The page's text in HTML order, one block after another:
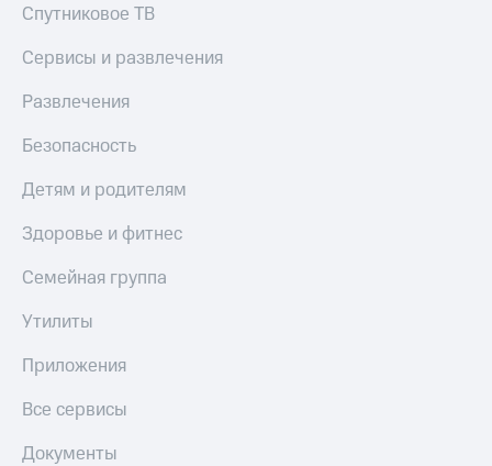
онлайн
полисов
Скидка 30%
С картой
МТС
Деньги
МТС
Накопления
и получайте
Платежи
переводы
30%
RED,
и МТС Супер
при оплате
с карты
МТС Деньги
Обзоры
товаров
до 40%
на смартфоны
при
покупке
Спутниковое ТВ
Сервисы и развлечения
Развлечения
Безопасность
Детям и родителям
Здоровье и фитнес
Семейная группа
Утилиты
Приложения
Все сервисы
Документы